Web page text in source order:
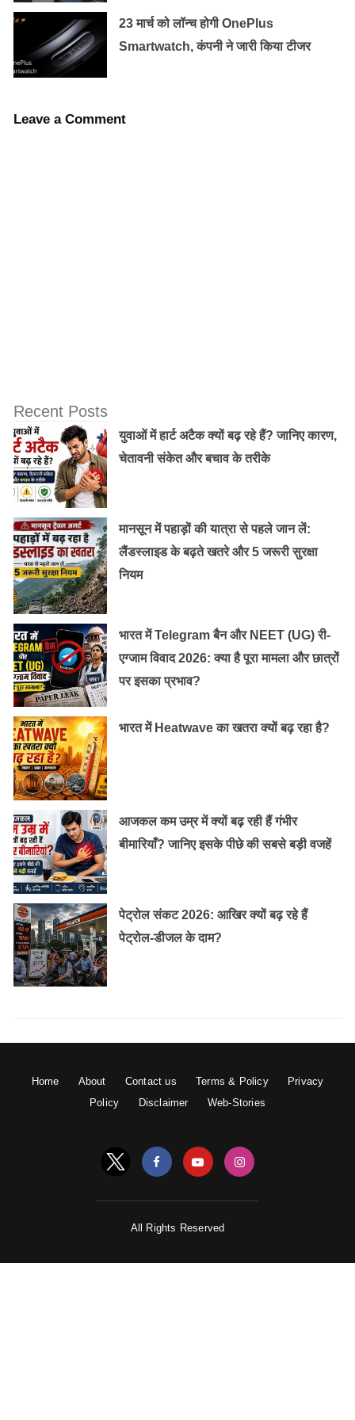
अपडेट करके ग्रुप में ऐड होने वाले पार्टिसिपेंट को बढ़ा सकता है,
जिसमें अब 1024 members को ऐड किया जा सकता है।
यह भी पढ़ें: whatsapp: इस फीचर से डिलीट मीडिया फाइल को
क्या हैं और नए features:
Whatsapp कई सारे फीचर्स लाने वाला है। इसमें अवतार, एडिट
वॉइस नोट जैसे तमाम फीचर्स शामिल हैं। इस फीचर में यूजर्स अपना
अपना अवतार बनाकर स्टिकर्स के तौर पर अपने दोस्तों को भेज
सकते हैं। इसके अलावा इसे आप अपने प्रोफाइल फोटो में भी लगा
सकते हैं।
23 मार्च को लॉन्च होगी OnePlus
Smartwatch, कंपनी ने जारी किया टीजर
Leave a Comment
Recent Posts
युवाओं में हार्ट अटैक क्यों बढ़ रहे हैं? जानिए कारण,
चेतावनी संकेत और बचाव के तरीके
मानसून में पहाड़ों की यात्रा से पहले जान लें:
लैंडस्लाइड के बढ़ते खतरे और 5 जरूरी सुरक्षा
नियम
भारत में Telegram बैन और NEET (UG) री-
एग्जाम विवाद 2026: क्या है पूरा मामला और छात्रों
पर इसका प्रभाव?
भारत में Heatwave का खतरा क्यों बढ़ रहा है?
आजकल कम उम्र में क्यों बढ़ रही हैं गंभीर
बीमारियाँ? जानिए इसके पीछे की सबसे बड़ी वजहें
पेट्रोल संकट 2026: आखिर क्यों बढ़ रहे हैं
पेट्रोल-डीजल के दाम?
Home About Contact us Terms & Policy
Privacy
Policy
Disclaimer Web-Stories
All Rights Reserved